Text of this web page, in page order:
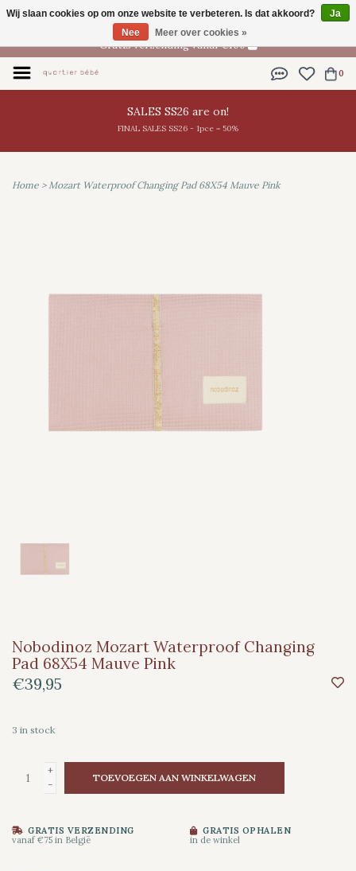
NL
Gratis verzending vanaf €100
0
SALES SS26 are on!
FINAL SALES SS26 - 1pce = 50%
Home >Mozart Waterproof Changing Pad 68X54 Mauve Pink
Nobodinoz Mozart Waterproof Changing
Pad 68X54 Mauve Pink
€39,95
3 in stock
+
-
TOEVOEGEN AAN WINKELWAGEN
GRATIS VERZENDING
vanaf €75 in België
GRATIS OPHALEN
in de winkel
Wij slaan cookies op om onze website te verbeteren. Is dat akkoord?
Ja
Nee
Meer over cookies »